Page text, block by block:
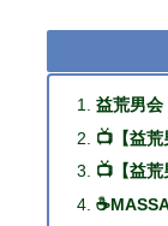
益荒男会
📺【益
📺【益